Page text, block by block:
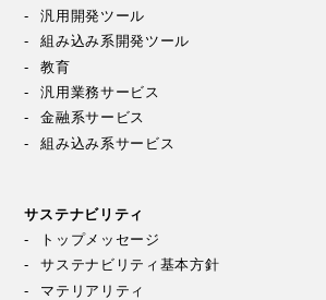
汎用開発ツール
組み込み系開発ツール
教育
汎用業務サービス
金融系サービス
組み込み系サービス
サステナビリティ
トップメッセージ
サステナビリティ基本方針
マテリアリティ